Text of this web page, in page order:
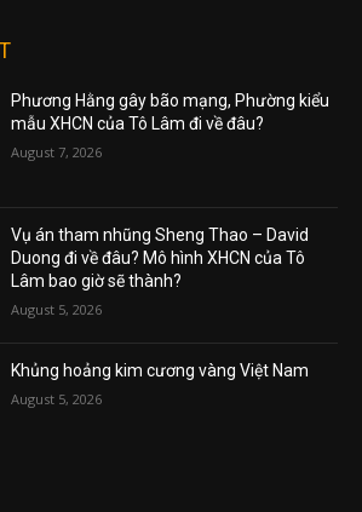
Phương Hằng gây bão mạng, Phường kiểu
mẫu XHCN của Tô Lâm đi về đâu?
August 7, 2026
Vụ án tham nhũng Sheng Thao – David
Duong đi về đâu? Mô hình XHCN của Tô
Lâm bao giờ sẽ thành?
August 5, 2026
Khủng hoảng kim cương vàng Việt Nam
August 5, 2026